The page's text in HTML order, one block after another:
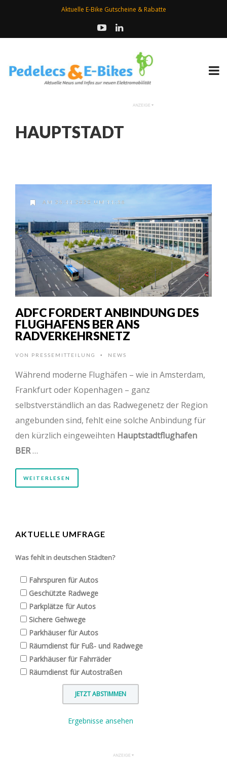
Aktuelle E-Bike Gutscheine & Rabatte
HAUPTSTADT
AM 25.11.2020 UM 11:56
ADFC FORDERT ANBINDUNG DES
FLUGHAFENS BER ANS
RADVERKEHRSNETZ
VON PRESSEMITTEILUNG • NEWS
Während moderne Flughäfen – wie in Amsterdam,
Frankfurt oder Kopenhagen – ganz
selbstverständlich an das Radwegenetz der Region
angebunden sind, fehlt eine solche Anbindung für
den kürzlich eingeweihten Hauptstadtflughafen
BER…
WEITERLESEN
AKTUELLE UMFRAGE
Was fehlt in deutschen Städten?
Fahrspuren für Autos
Geschützte Radwege
Parkplätze für Autos
Sichere Gehwege
Parkhäuser für Autos
Räumdienst für Fuß- und Radwege
Parkhäuser für Fahrräder
Räumdienst für Autostraßen
Ergebnisse ansehen